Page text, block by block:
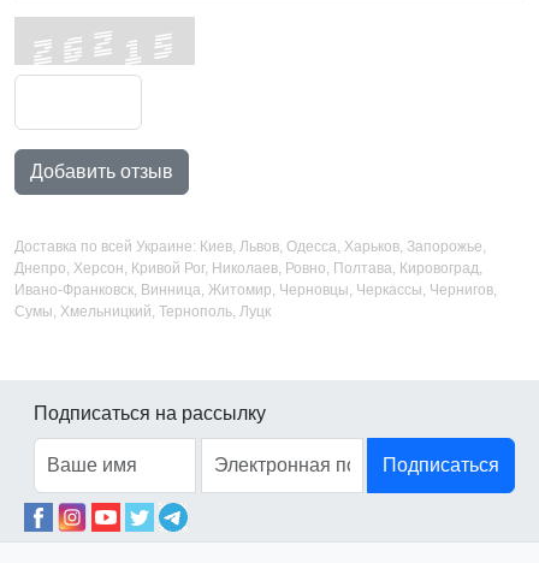
Добавить отзыв
Доставка по всей Украине: Киев, Львов, Одесса, Харьков, Запорожье,
Днепро, Херсон, Кривой Рог, Николаев, Ровно, Полтава, Кировоград,
Ивано-Франковск, Винница, Житомир, Черновцы, Черкассы, Чернигов,
Сумы, Хмельницкий, Тернополь, Луцк
Подписаться на рассылку
Подписаться